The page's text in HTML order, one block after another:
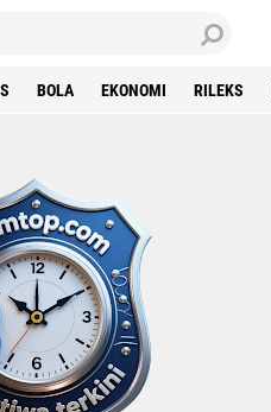
BOLA EKONOMI RILEKS